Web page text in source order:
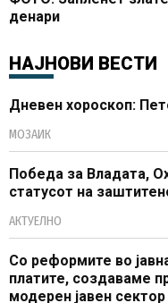
денари
НАЈНОВИ ВЕСТИ
Дневен хороскоп:
МОЗАИК
Победа за Владата,
статусот на
АКТУЕЛНО
Со реформите во
платите, создаваме
модерен јавен сектор